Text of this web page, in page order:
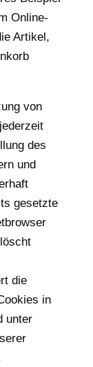
Online-
Artikel,
von
des
und
gesetzte
die
in
unter